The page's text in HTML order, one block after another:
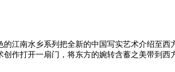
的江南水乡系列把全新的中国写实艺术介绍至
作打开一扇门，将东方的婉转含蓄之美带到西